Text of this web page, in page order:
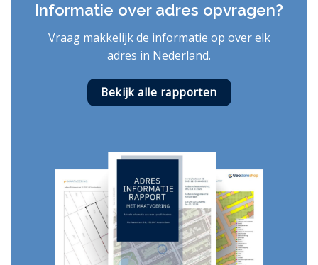
Informatie over adres opvragen?
Vraag makkelijk de informatie op over elk
adres in Nederland.
Bekijk alle rapporten